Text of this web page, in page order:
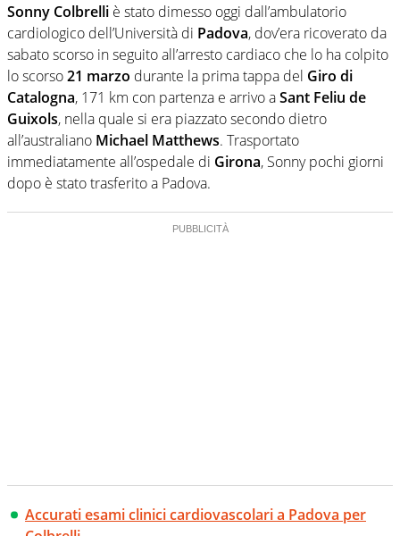
Sonny Colbrelli è stato dimesso oggi dall’ambulatorio
cardiologico dell’Università di Padova, dov’era ricoverato da
sabato scorso in seguito all’arresto cardiaco che lo ha colpito
lo scorso21 marzo durante la prima tappa del Giro di
Catalogna, 171 km con partenza e arrivo aSant Feliu de
Guixols, nella quale si era piazzato secondo dietro
all’australiano Michael Matthews. Trasportato
immediatamente all’ospedale di Girona, Sonny pochi giorni
dopo è stato trasferito a Padova.
Accurati esami clinici cardiovascolari a Padova per